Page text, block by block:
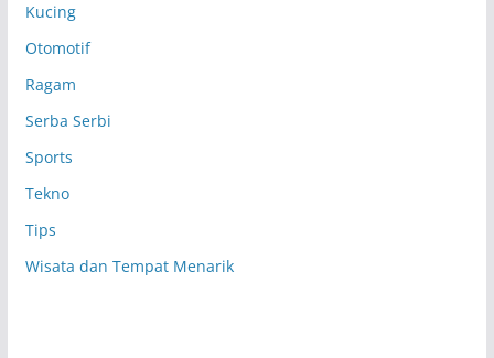
Kucing
Otomotif
Ragam
Serba Serbi
Sports
Tekno
Tips
Wisata dan Tempat Menarik